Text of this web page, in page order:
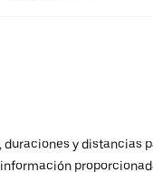
y distancias